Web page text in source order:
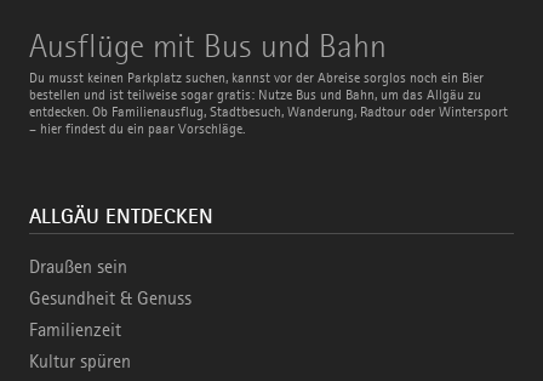
Ausflüge mit Bus und Bahn
Du musst keinen Parkplatz suchen, kannst vor der Abreise sorglos noch ein Bier
bestellen und ist teilweise sogar gratis: Nutze Bus und Bahn, um das Allgäu zu
entdecken. Ob Familienausflug, Stadtbesuch, Wanderung, Radtour oder Wintersport
– hier findest du ein paar Vorschläge.
Ausflüge
mit
Bus
und
Bahn
ALLGÄU ENTDECKEN
Draußen sein
Gesundheit & Genuss
Familienzeit
Kultur spüren